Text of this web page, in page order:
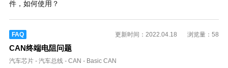
件，如何使用？
FAQ 浏览量：58
更新时间：2022.04.18
CAN终端电阻问题
汽车芯片 - 汽车总线 - CAN - Basic CAN